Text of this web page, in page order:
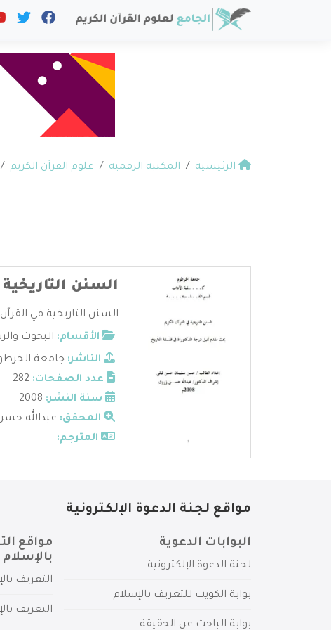
الرئيسية المكتبة الرقمية علوم القرآن الكريم
السنن
السنن التاريخية في
الأقسام: البحوث
الناشر: جامعة
عدد الصفحات:
سنة النشر:
المحقق: عبدالله
المترجم: ---
مواقع لجنة الدعوة الإلكترونية
البوابات الدعوية
لجنة الدعوة الإلكترونية
بوابة الكويت للتعريف بالإسلام
بوابة الباحث عن الحقيقة
مواقع
بالإسلام
التعريف
التعريف